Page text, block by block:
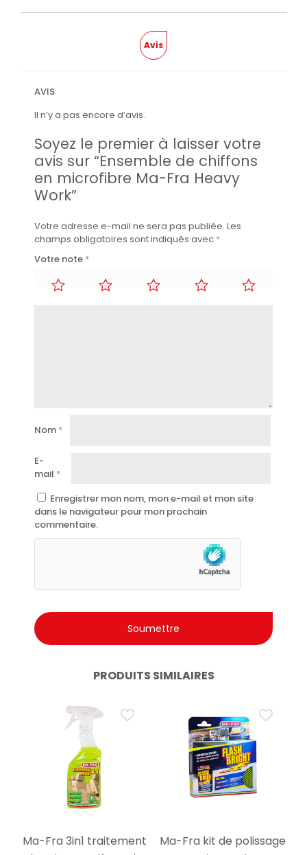
Avis
AVIS
Il n’y a pas encore d’avis.
Soyez le premier à laisser votre
avis sur “Ensemble de chiffons
en microfibre Ma-Fra Heavy
Work”
Votre adresse e-mail ne sera pas publiée. Les
champs obligatoires sont indiqués avec *
Votre note *
Nom *
E-
mail *
Enregistrer mon nom, mon e-mail et mon site
dans le navigateur pour mon prochain
commentaire.
PRODUITS SIMILAIRES
Ma-Fra 3in1 traitement
Ma-Fra kit de polissage